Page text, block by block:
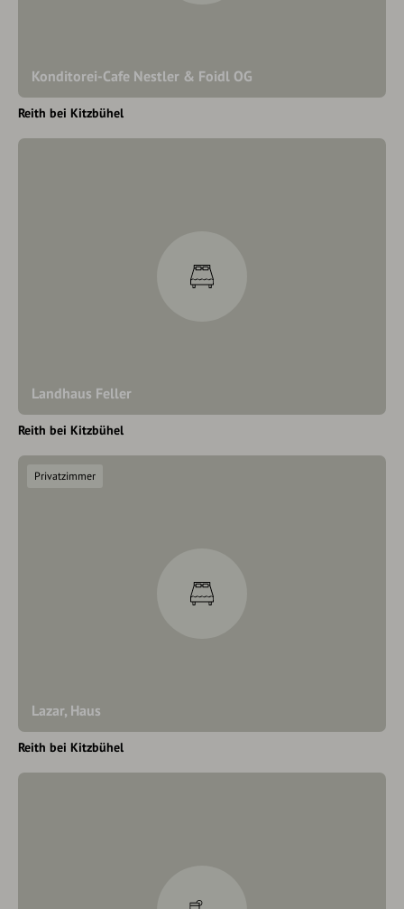
Konditorei-Cafe Nestler & Foidl OG
Reith bei Kitzbühel
Landhaus Feller
Reith bei Kitzbühel
Lazar, Haus
Privatzimmer
Reith bei Kitzbühel